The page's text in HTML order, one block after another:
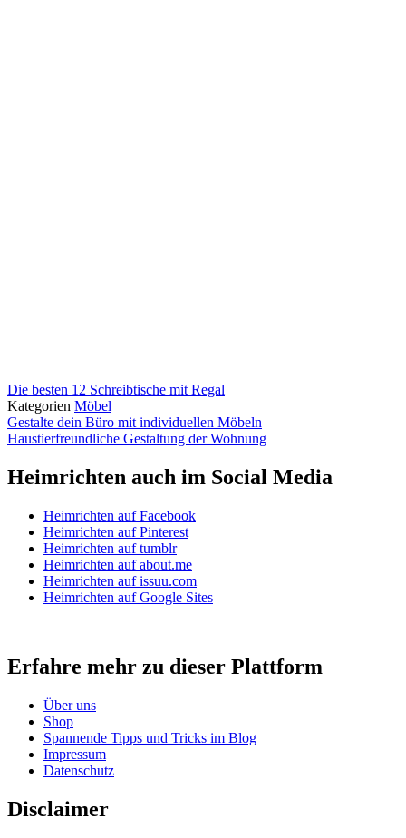
Die besten 12 Schreibtische mit Regal
Kategorien Möbel
Gestalte dein Büro mit individuellen Möbeln
Haustierfreundliche Gestaltung der Wohnung
Heimrichten auch im Social Media
Heimrichten auf Facebook
Heimrichten auf Pinterest
Heimrichten auf tumblr
Heimrichten auf about.me
Heimrichten auf issuu.com
Heimrichten auf Google Sites
Erfahre mehr zu dieser Plattform
Über uns
Shop
Spannende Tipps und Tricks im Blog
Impressum
Datenschutz
Disclaimer